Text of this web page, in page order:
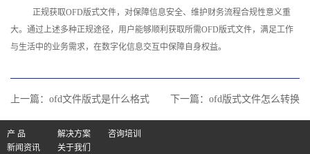
正规获取OFD版式文件，对保障信息安全、维护财务流程合规性意义重
大。通过上述多种正规途径，用户能够顺利获取所需OFD版式文件，满足工作
与生活中的业务需求，在数字化信息交互中保障自身权益。‍
上一篇： ofd文件版式是什么格式 下一篇： ofd版式文件怎么转换
产 品 解决方案
咨询培训
新闻资讯
关于我们